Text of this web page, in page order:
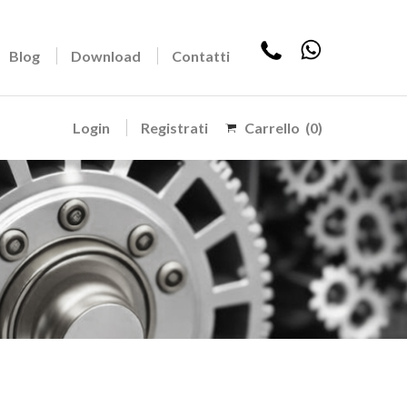
Blog Download Contatti
Login Registrati Carrello (0)